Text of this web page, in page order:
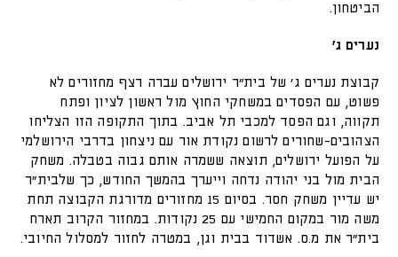
הביטחון.
נערים ג'
קבוצת נערים ג׳ של בית״ר ירושלים עברה רצף מחזורים לא
פשוט, עם הפסדים במשחקי החוץ מול ראשון לציון ופתח
תקווה, וגם הפסד למכבי תל אביב. בתוך התקופה הזו הצליחו
הצהובים-שחורים לרשום נקודת אור עם ניצחון בדרבי הירושלמי
על הפועל ירושלים, תוצאה ששמרה אותם גבוה בטבלה. משחק
הבית מול בני יהודה נדחה וייערך בהמשך החודש, כך שלבית״ר
יש עדיין משחק חסר. בסיום 15 מחזורים מדורגת הקבוצה תחת
משה מור במקום החמישי עם 25 נקודות. במחזור הקרוב תארח
בית״ר את מ.ס. אשדוד בבית וגן, במטרה לחזור למסלול החיובי.